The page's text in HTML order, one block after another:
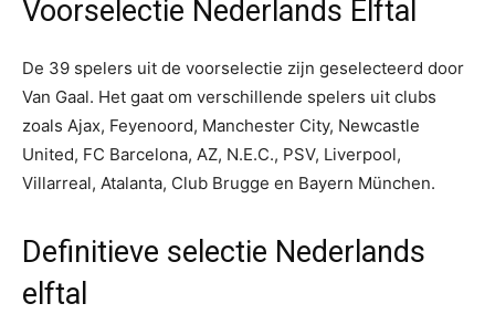
Voorselectie Nederlands Elftal
De 39 spelers uit de voorselectie zijn geselecteerd door
Van Gaal. Het gaat om verschillende spelers uit clubs
zoals Ajax, Feyenoord, Manchester City, Newcastle
United, FC Barcelona, AZ, N.E.C., PSV, Liverpool,
Villarreal, Atalanta, Club Brugge en Bayern München.
Definitieve selectie Nederlands
elftal